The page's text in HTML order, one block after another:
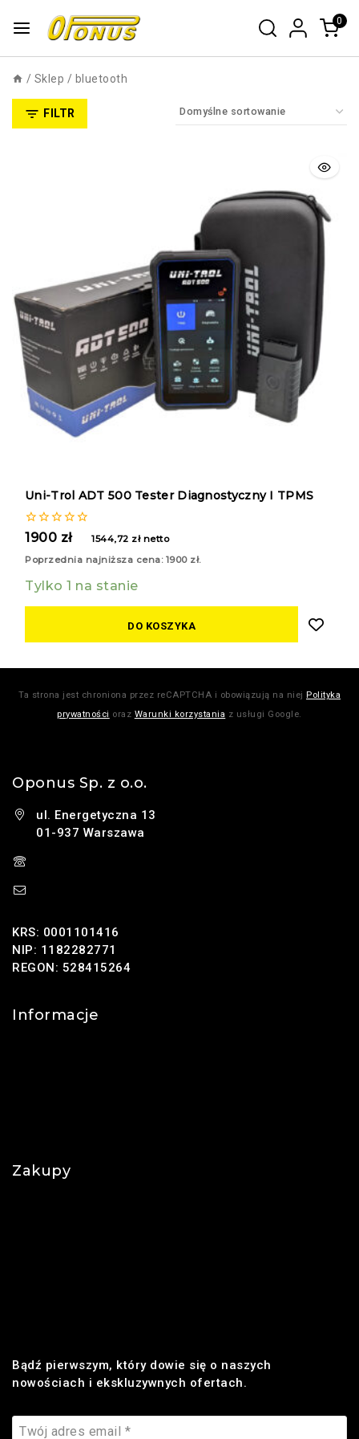
0
/ Sklep / bluetooth
FILTR
Uni-Trol ADT 500 Tester Diagnostyczny I TPMS
0
5
1900 zł 1544,72 złnetto
Poprzednia najniższa cena: 1900 zł.
Tylko 1 na stanie
DO KOSZYKA
Ta strona jest chroniona przez reCAPTCHA i obowiązują na niej Polityka
prywatności oraz Warunki korzystania z usługi Google.
Oponus Sp. z o.o.
ul. Energetyczna 13
01-937 Warszawa
KRS: 0001101416
NIP: 1182282771
REGON: 528415264
Informacje
Zakupy
Bądź pierwszym, który dowie się o naszych
nowościach i ekskluzywnych ofertach.